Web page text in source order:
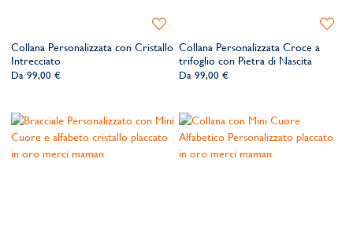
Collana Personalizzata con Cristallo
Intrecciato
Da 99,00 €
Aggiungi
lista
Collana Personalizzata Croce a
trifoglio con Pietra di Nascita
Da 99,00 €
lista